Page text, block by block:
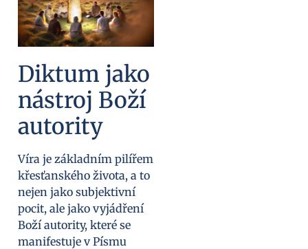
Diktum jako
nástroj Boží
autority
Víra je základním pilířem
křesťanského života, a to
nejen jako subjektivní
pocit, ale jako vyjádření
Boží autority, které se
manifestuje v Písmu